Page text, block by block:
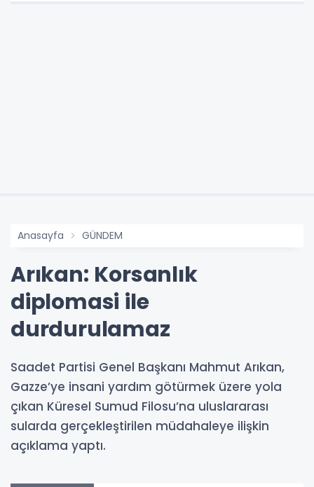
Anasayfa GÜNDEM
Arıkan: Korsanlık
diplomasi ile
durdurulamaz
Saadet Partisi Genel Başkanı Mahmut Arıkan,
Gazze’ye insani yardım götürmek üzere yola
çıkan Küresel Sumud Filosu’na uluslararası
sularda gerçekleştirilen müdahaleye ilişkin
açıklama yaptı.